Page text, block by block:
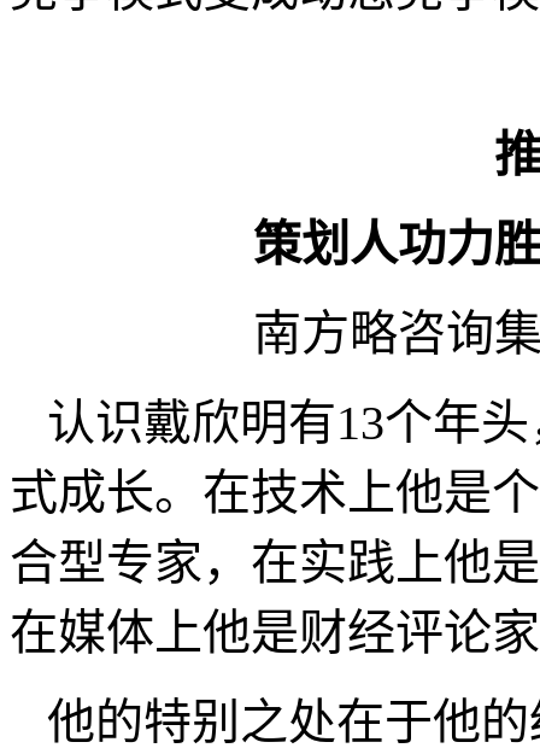
“软实力杠杆”和“金融
充，这样的“杠杆率”才
、提出“新黄金十年”投
竞争模式变成动态竞争
策划人功力